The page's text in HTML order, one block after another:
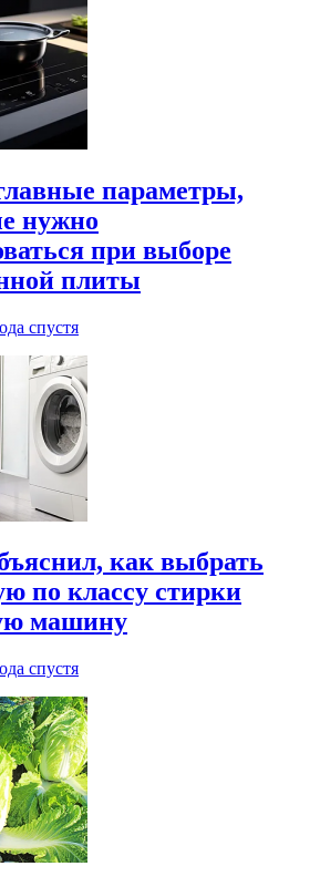
параметры,
нужно
при выборе
плиты
спустя
как выбрать
по классу стирки
машину
спустя